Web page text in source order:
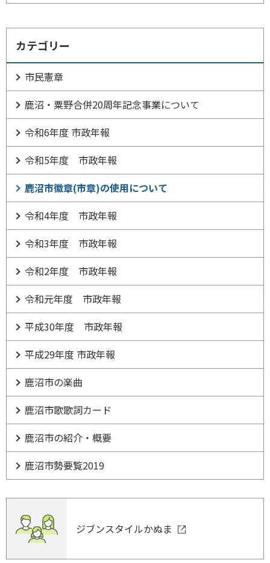
カテゴリー
市民憲章
鹿沼・粟野合併20周年記念事業について
令和6年度 市政年報
令和5年度 市政年報
鹿沼市徽章(市章)の使用について
令和4年度 市政年報
令和3年度 市政年報
令和2年度 市政年報
令和元年度 市政年報
平成30年度 市政年報
平成29年度 市政年報
鹿沼市の楽曲
鹿沼市歌歌詞カード
鹿沼市の紹介・概要
鹿沼市勢要覧2019
ジブンスタイルかぬま